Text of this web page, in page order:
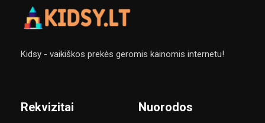
Kidsy - vaikiškos prekės geromis kainomis internetu!
Rekvizitai Nuorodos